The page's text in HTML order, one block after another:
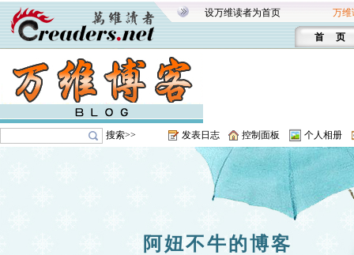
设万维读者为首页 万维
首 页
搜索>> 发表日志 控制面板 个人相册
阿妞不牛的博客